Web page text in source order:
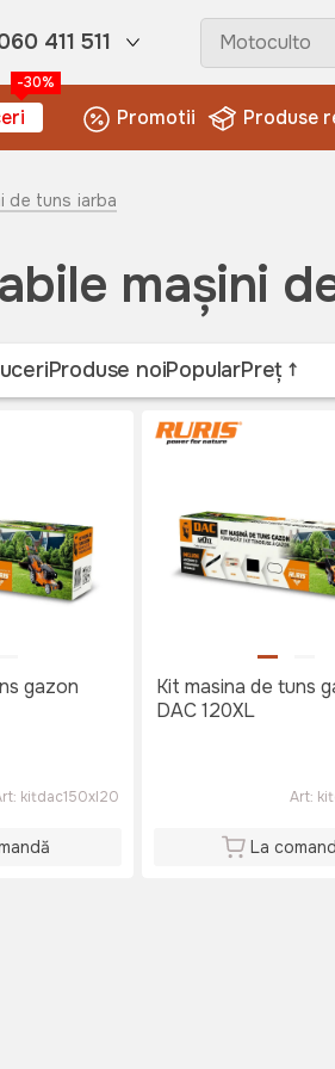
411 511
-30%
Promotii Produse
de tuns iarba
mașini
Produse noiPopularPreț
gazon
kitdac150xl20
Kit masina de tuns
DAC 120XL
Art:
La